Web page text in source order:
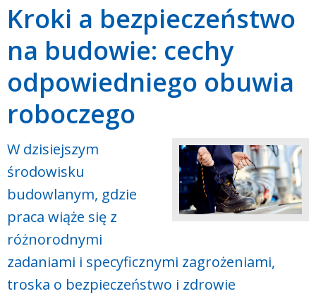
Kroki a bezpieczeństwo
na budowie: cechy
odpowiedniego obuwia
roboczego
W dzisiejszym
środowisku
budowlanym, gdzie
praca wiąże się z
różnorodnymi
zadaniami i specyficznymi zagrożeniami,
troska o bezpieczeństwo i zdrowie